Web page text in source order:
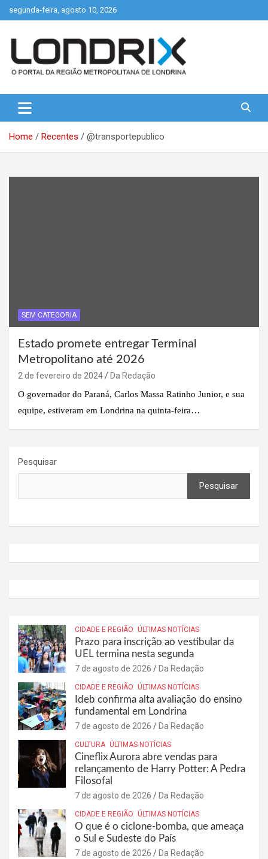
to
segunda-feira, agosto 10, 2026
Londrix
Home Recentes @transportepublico
SEM CATEGORIA
Estado promete entregar Terminal
Metropolitano até 2026
2 de fevereiro de 2024
Da Redação
O governador do Paraná, Carlos Massa Ratinho Junior, e sua
equipe, estiveram em Londrina na quinta-feira…
Pesquisar
Pesquisar
CIDADE E REGIÃO ÚLTIMAS NOTÍCIAS
Prazo para inscrição ao vestibular da
UEL termina nesta segunda
7 de agosto de 2026 Da Redação
CIDADE E REGIÃO ÚLTIMAS NOTÍCIAS
Ideb confirma alta avaliação do ensino
fundamental em Londrina
7 de agosto de 2026 Da Redação
CULTURA ÚLTIMAS NOTÍCIAS
Cineflix Aurora abre vendas para
relançamento de Harry Potter: A Pedra
Filosofal
7 de agosto de 2026 Da Redação
CIDADE E REGIÃO ÚLTIMAS NOTÍCIAS
O que é o ciclone-bomba, que ameaça
o Sul e Sudeste do País
7 de agosto de 2026 Da Redação